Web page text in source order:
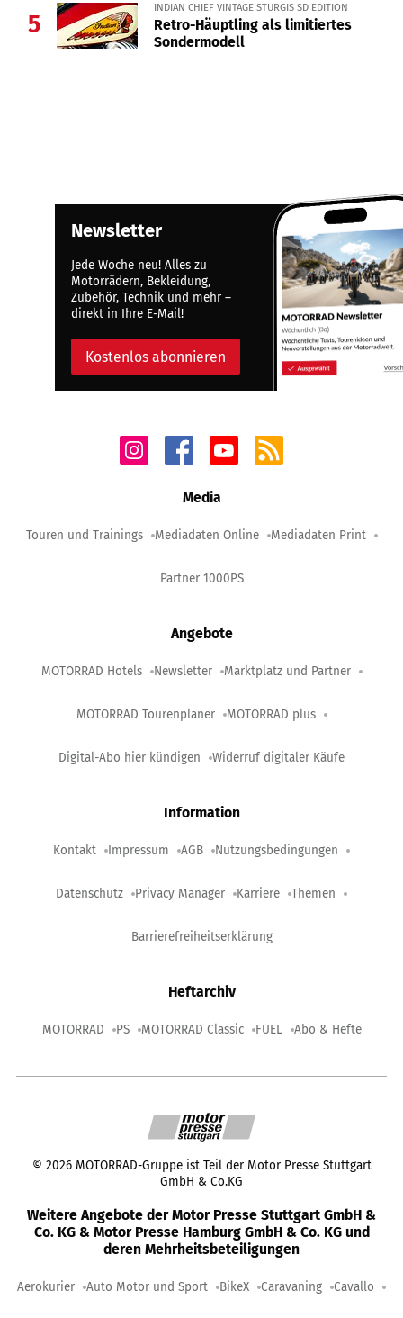
5
INDIAN CHIEF VINTAGE STURGIS SD EDITION
Retro-Häuptling als limitiertes
Sondermodell
Newsletter
Jede Woche neu! Alles zu
Motorrädern, Bekleidung,
Zubehör, Technik und mehr –
direkt in Ihre E-Mail!
Kostenlos abonnieren
Media
Touren und Trainings Mediadaten Online Mediadaten Print
Partner 1000PS
Angebote
MOTORRAD Hotels Newsletter Marktplatz und Partner
MOTORRAD Tourenplaner MOTORRAD plus
Digital-Abo hier kündigen Widerruf digitaler Käufe
Information
Kontakt Impressum AGB Nutzungsbedingungen
Datenschutz Privacy Manager Karriere Themen
Barrierefreiheitserklärung
Heftarchiv
MOTORRAD PS MOTORRAD Classic FUEL Abo & Hefte
© 2026 MOTORRAD-Gruppe ist Teil der Motor Presse Stuttgart
GmbH & Co.KG
Weitere Angebote der Motor Presse Stuttgart GmbH &
Co. KG & Motor Presse Hamburg GmbH & Co. KG und
deren Mehrheitsbeteiligungen
Aerokurier Auto Motor und Sport BikeX Caravaning Cavallo